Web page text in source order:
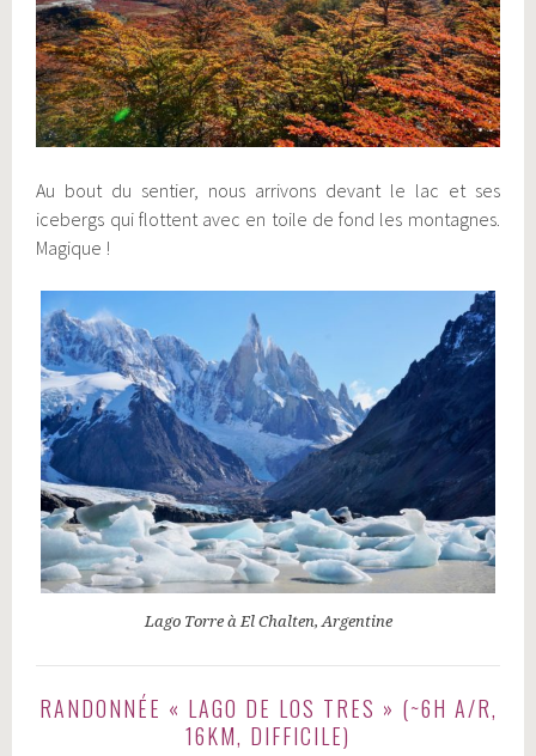
Au bout du sentier, nous arrivons devant le lac et ses
icebergs qui flottent avec en toile de fond les montagnes.
Magique !
Lago Torre à El Chalten, Argentine
RANDONNÉE « LAGO DE LOS TRES » (~6H A/R,
16KM, DIFFICILE)